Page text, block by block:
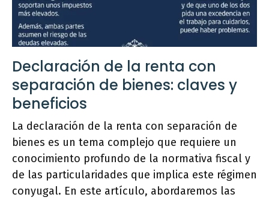
Declaración de la renta con
separación de bienes: claves y
beneficios
La declaración de la renta con separación de
bienes es un tema complejo que requiere un
conocimiento profundo de la normativa fiscal y
de las particularidades que implica este régimen
conyugal. En este artículo, abordaremos las